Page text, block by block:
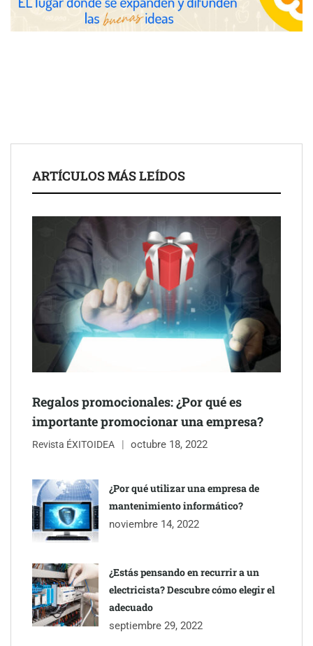
las posibilidades del salón profesional
Schaeffler mejora su rentabilidad en el primer semestre de 2026
NOVA: innovación y diseño que transforman espacios de la
mano de Tormo Franquicias
ARTÍCULOS MÁS LEÍDOS
Regalos promocionales: ¿Por qué es
importante promocionar una empresa?
Revista ÉXITOIDEA octubre 18, 2022
¿Por qué utilizar una empresa de
mantenimiento informático?
noviembre 14, 2022
¿Estás pensando en recurrir a un
electricista? Descubre cómo elegir el
adecuado
septiembre 29, 2022